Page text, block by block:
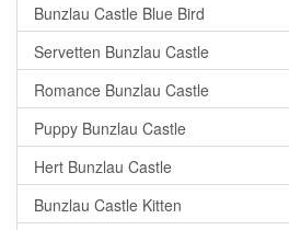
Bunzlau Castle Blue Bird
Servetten Bunzlau Castle
Romance Bunzlau Castle
Puppy Bunzlau Castle
Hert Bunzlau Castle
Bunzlau Castle Kitten